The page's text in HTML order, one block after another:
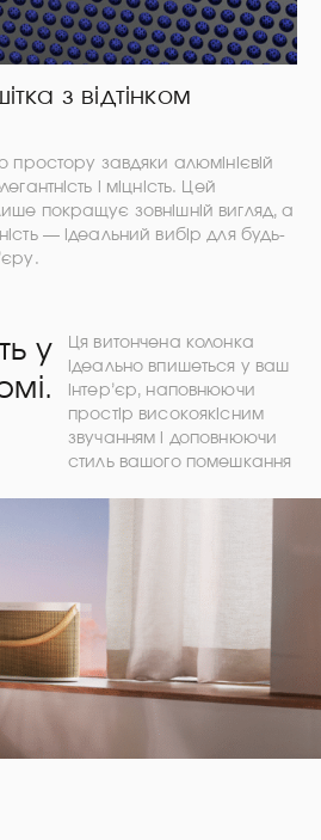
з відтінком
простору завдяки алюмінієвій
і міцність. Цей
покращує зовнішній вигляд, а
— ідеальний вибір для будь-
у
Ця витончена колонка
ідеально впишеться у ваш
інтер’єр, наповнюючи
простір високоякісним
звучанням і доповнюючи
стиль вашого помешкання